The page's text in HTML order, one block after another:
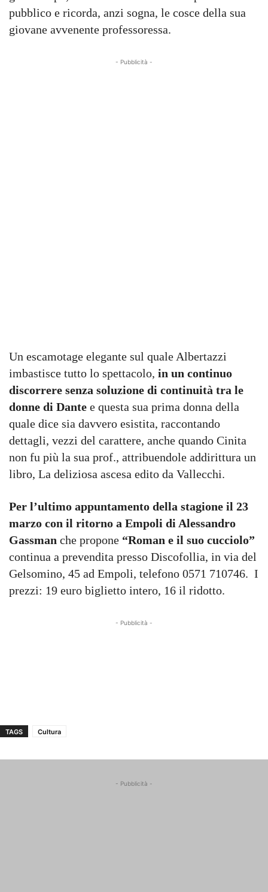
pubblico e ricorda, anzi sogna, le cosce della sua
giovane avvenente professoressa.
- Pubblicità -
Un escamotage elegante sul quale Albertazzi
imbastisce tutto lo spettacolo, in un continuo
discorrere senza soluzione di continuità tra le
donne di Dante e questa sua prima donna della
quale dice sia davvero esistita, raccontando
dettagli, vezzi del carattere, anche quando Cinita
non fu più la sua prof., attribuendole addirittura un
libro, La deliziosa ascesa edito da Vallecchi.
Per l’ultimo appuntamento della stagione il 23
marzo con il ritorno a Empoli di Alessandro
Gassman che propone “Roman e il suo cucciolo”
continua a prevendita presso Discofollia, in via del
Gelsomino, 45 ad Empoli, telefono 0571 710746. I
prezzi: 19 euro biglietto intero, 16 il ridotto.
- Pubblicità -
TAGS Cultura
- Pubblicità -